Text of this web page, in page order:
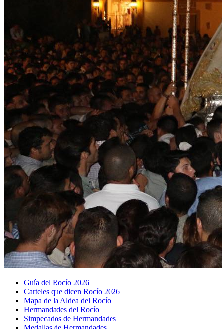
Guía del Rocío 2026
Carteles que dicen Rocío 2026
Mapa de la Aldea del Rocío
Hermandades del Rocío
Simpecados de Hermandades